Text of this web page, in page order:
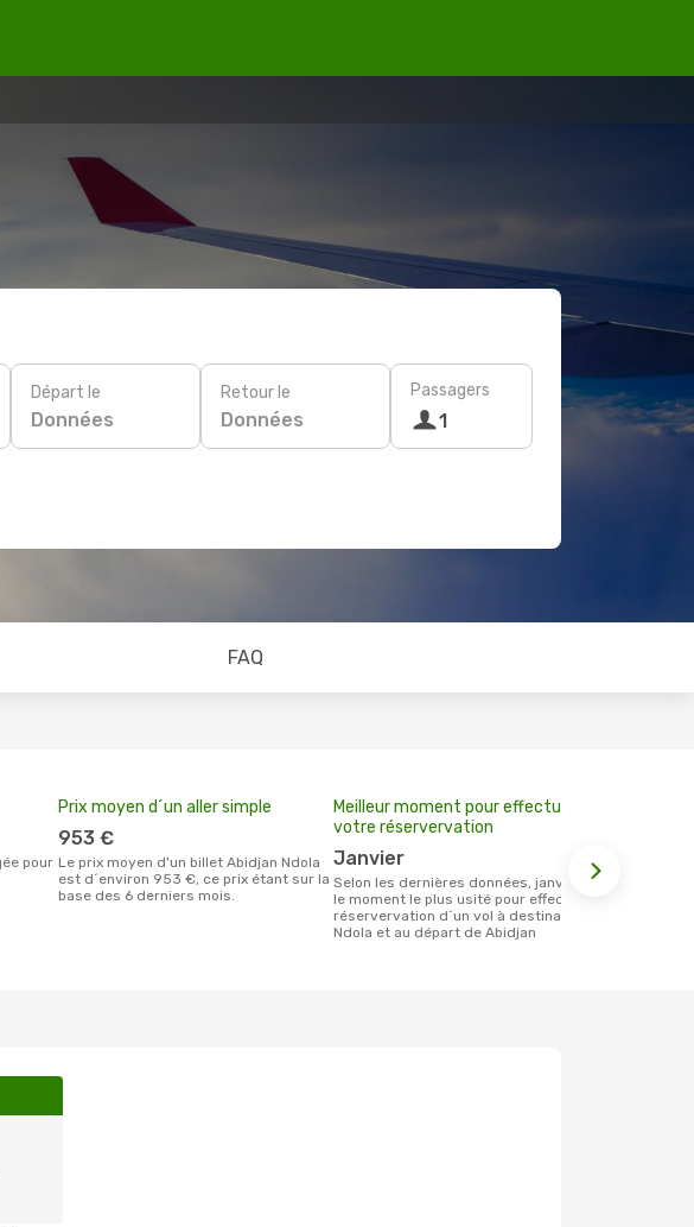
Départ le
Données
Retour le
Données
Passagers
1
FAQ
Prix moyen d´un aller simple
953 €
Le prix moyen d'un billet Abidjan Ndola
est d´environ 953 €, ce prix étant sur la
base des 6 derniers mois.
Meilleur moment pour effectuer
votre réservervation
janvier
Selon les dernières données, janvier est
le moment le plus usité pour effectuer la
réservervation d´un vol à destination de
Ndola et au départ de Abidjan